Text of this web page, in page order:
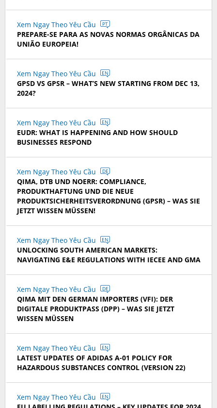
Xem Ngay Theo Yêu Cầu PT
PREPARE-SE PARA AS NOVAS NORMAS ORGÂNICAS DA
UNIÃO EUROPEIA!
Xem Ngay Theo Yêu Cầu EN
GPSD VS GPSR – WHAT’S NEW STARTING FROM DEC 13,
2024?
Xem Ngay Theo Yêu Cầu EN
EUDR: WHAT IS HAPPENING AND HOW SHOULD
BUSINESSES RESPOND
Xem Ngay Theo Yêu Cầu DE
QIMA, DTB UND NOERR: COMPLIANCE,
PRODUKTHAFTUNG UND DIE NEUE
PRODUKTSICHERHEITSVERORDNUNG (GPSR) – WAS SIE
JETZT WISSEN MÜSSEN!
Xem Ngay Theo Yêu Cầu EN
UNLOCKING SOUTH AMERICAN MARKETS:
NAVIGATING E&E REGULATIONS WITH IECEE AND GMA
Xem Ngay Theo Yêu Cầu DE
QIMA MIT DEN GERMAN IMPORTERS (VFI): DER
DIGITALE PRODUKTPASS (DPP) – WAS SIE JETZT
WISSEN MÜSSEN
Xem Ngay Theo Yêu Cầu EN
LATEST UPDATES OF ADIDAS A-01 POLICY FOR
HAZARDOUS SUBSTANCES CONTROL (VERSION 22)
Xem Ngay Theo Yêu Cầu EN